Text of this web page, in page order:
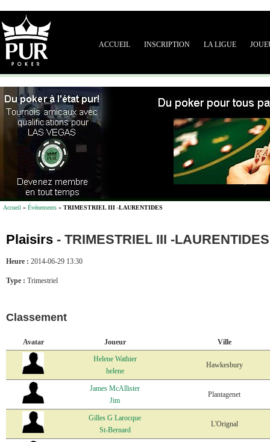
ACCUEIL INSCRIPTION LA LIGUE
Accueil » Événements » TRIMESTRIEL III -LAURENTIDES
Plaisirs - TRIMESTRIEL III -LAURENTIDES
Heure : 2014-06-29 13:30
Type : Trimestriel
Classement
Avatar Joueur
Ville
Helene Wathier
helene
Hawkesbury
James McAllister
Jim
Plantagenet
Gilles G Larocque
St-Bernard
L'Orignal